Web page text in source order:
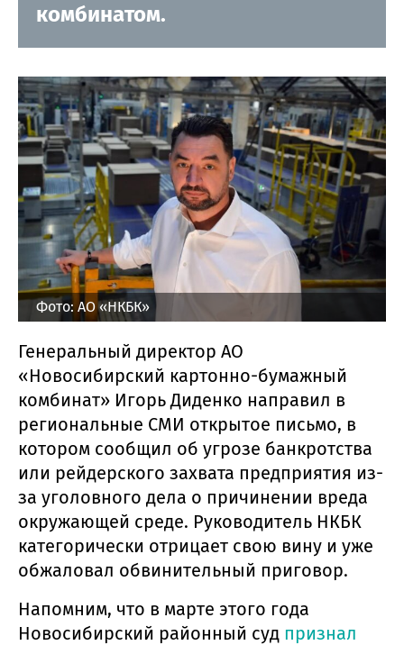
комбинатом.
Фото: АО «НКБК»
Генеральный директор АО
«Новосибирский картонно-бумажный
комбинат» Игорь Диденко направил в
региональные СМИ открытое письмо, в
котором сообщил об угрозе банкротства
или рейдерского захвата предприятия из-
за уголовного дела о причинении вреда
окружающей среде. Руководитель НКБК
категорически отрицает свою вину и уже
обжаловал обвинительный приговор.
Напомним, что в марте этого года
Новосибирский районный суд признал